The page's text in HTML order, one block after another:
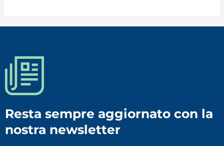
Resta sempre aggiornato con la
nostra newsletter